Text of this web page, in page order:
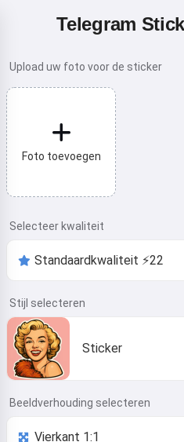
Telegram
Upload uw foto voor de sticker
Foto toevoegen
Selecteer kwaliteit
Stijl selecteren
Sticker
Beeldverhouding selecteren